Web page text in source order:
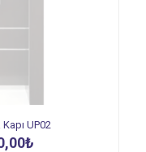
UP02
₺